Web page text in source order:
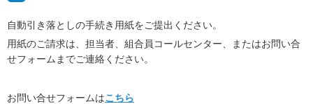
自動引き落としの手続き用紙をご提出ください。
用紙のご請求は、担当者、組合員コールセンター、またはお問い合
せフォームまでご連絡ください。
お問い合せフォームはこちら